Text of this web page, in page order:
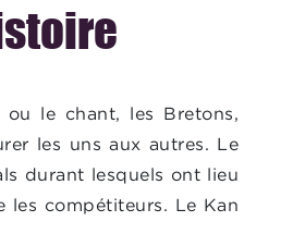
le chant, les Bretons,
les uns aux autres. Le
durant lesquels ont lieu
les compétiteurs. Le Kan